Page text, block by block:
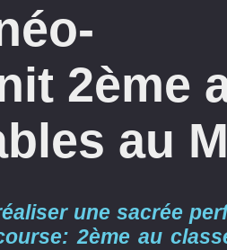
2ème
au
une sacrée
2ème au